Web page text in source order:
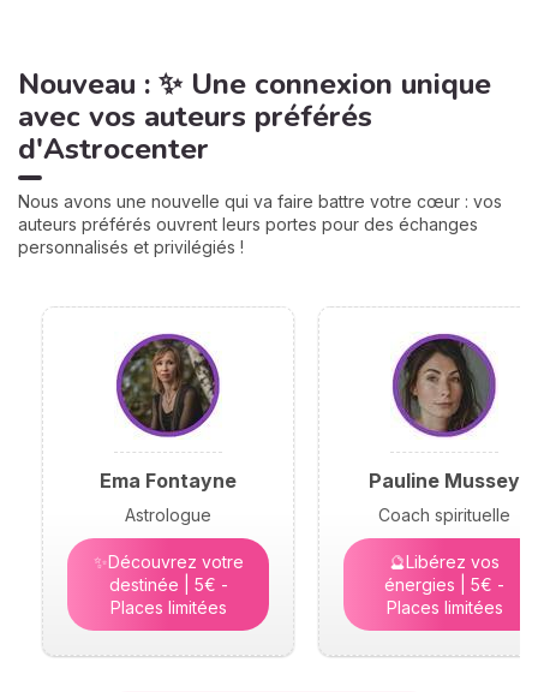
Nouveau : ✨ Une connexion unique
avec vos auteurs préférés
d'Astrocenter
Nous avons une nouvelle qui va faire battre votre cœur : vos
auteurs préférés ouvrent leurs portes pour des échanges
personnalisés et privilégiés !
Ema Fontayne
Astrologue
✨Découvrez votre
destinée | 5€ -
Places limitées
Pauline Mussey
Coach spirituelle
🔮Libérez vos
énergies | 5€ -
Places limitées